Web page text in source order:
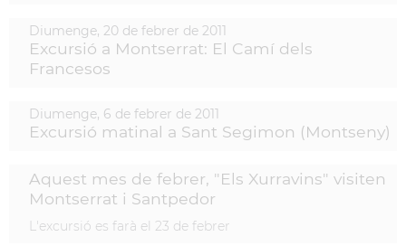
Diumenge, 20 de febrer de 2011
Excursió a Montserrat: El Camí dels
Francesos
Diumenge, 6 de febrer de 2011
Excursió matinal a Sant Segimon (Montseny)
Aquest mes de febrer, "Els Xurravins" visiten
Montserrat i Santpedor
L'excursió es farà el 23 de febrer